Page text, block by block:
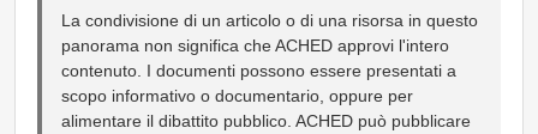
La condivisione di un articolo o di una risorsa in questo
panorama non significa che ACHED approvi l'intero
contenuto. I documenti possono essere presentati a
scopo informativo o documentario, oppure per
alimentare il dibattito pubblico. ACHED può pubblicare